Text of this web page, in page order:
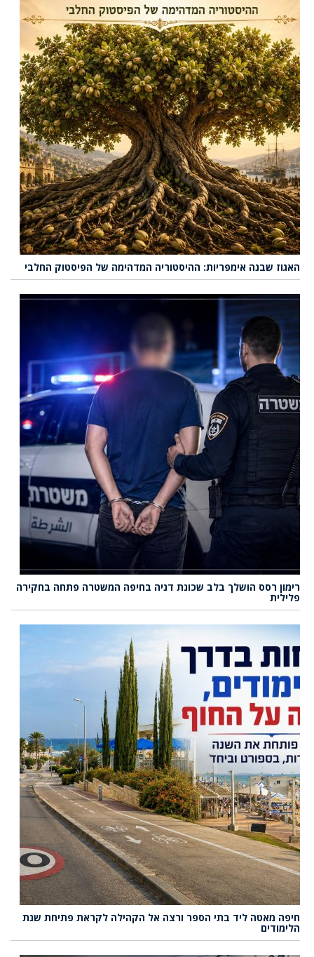
האגוז שבנה אימפריות: ההיסטוריה המדהימה של הפיסטוק החלבי
רימון רסס הושלך בלב שכונת דניה בחיפה המשטרה פתחה בחקירה
פלילית
חיפה מאטה ליד בתי הספר ורצה אל הקהילה לקראת פתיחת שנת
הלימודים